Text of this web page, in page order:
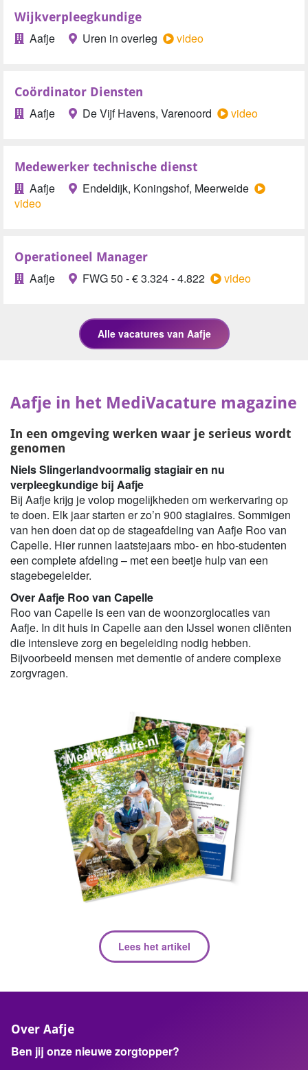
Wijkverpleegkundige
Aafje Uren in overleg video
Coördinator Diensten
Aafje De Vijf Havens, Varenoord video
Medewerker technische dienst
Aafje
Endeldijk, Koningshof, Meerweide
video
Operationeel Manager
Aafje FWG 50 - € 3.324 - 4.822 video
Aafje in het MediVacature magazine
In een omgeving werken waar je serieus wordt
genomen
Niels Slingerlandvoormalig stagiair en nu
verpleegkundige bij Aafje
Bij Aafje krijg je volop mogelijkheden om werkervaring op
te doen. Elk jaar starten er zo’n 900 stagiaires. Sommigen
van hen doen dat op de stageafdeling van Aafje Roo van
Capelle. Hier runnen laatstejaars mbo- en hbo-studenten
een complete afdeling – met een beetje hulp van een
stagebegeleider.
Over Aafje Roo van Capelle
Roo van Capelle is een van de woonzorglocaties van
Aafje. In dit huis in Capelle aan den IJssel wonen cliënten
die intensieve zorg en begeleiding nodig hebben.
Bijvoorbeeld mensen met dementie of andere complexe
zorgvragen.
Lees het artikel
Over Aafje
Ben jij onze nieuwe zorgtopper?